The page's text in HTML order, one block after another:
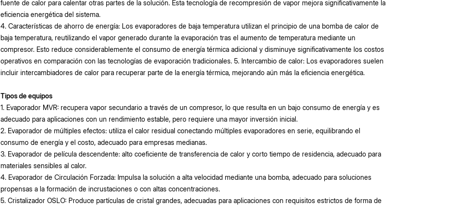
fuente de calor para calentar otras partes de la solución. Esta tecnología de recompresión de vapor mejora significativamente la
eficiencia energética del sistema.
4. Características de ahorro de energía: Los evaporadores de baja temperatura utilizan el principio de una bomba de calor de
baja temperatura, reutilizando el vapor generado durante la evaporación tras el aumento de temperatura mediante un
compresor. Esto reduce considerablemente el consumo de energía térmica adicional y disminuye significativamente los costos
operativos en comparación con las tecnologías de evaporación tradicionales. 5. Intercambio de calor: Los evaporadores suelen
incluir intercambiadores de calor para recuperar parte de la energía térmica, mejorando aún más la eficiencia energética.
Tipos de equipos
1. Evaporador MVR: recupera vapor secundario a través de un compresor, lo que resulta en un bajo consumo de energía y es
adecuado para aplicaciones con un rendimiento estable, pero requiere una mayor inversión inicial.
2. Evaporador de múltiples efectos: utiliza el calor residual conectando múltiples evaporadores en serie, equilibrando el
consumo de energía y el costo, adecuado para empresas medianas.
3. Evaporador de película descendente: alto coeficiente de transferencia de calor y corto tiempo de residencia, adecuado para
materiales sensibles al calor.
4. Evaporador de Circulación Forzada: Impulsa la solución a alta velocidad mediante una bomba, adecuado para soluciones
propensas a la formación de incrustaciones o con altas concentraciones.
5. Cristalizador OSLO: Produce partículas de cristal grandes, adecuadas para aplicaciones con requisitos estrictos de forma de